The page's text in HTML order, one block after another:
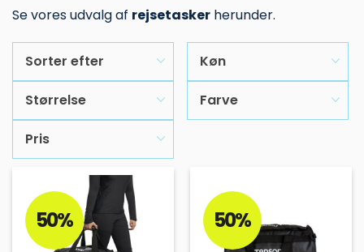
Se vores udvalg af rejsetasker herunder.
Sorter efter Køn
Størrelse Farve
Pris
50% 50%